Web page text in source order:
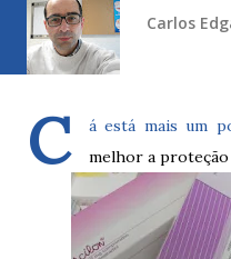
Carlos
C
á está mais um
melhor a proteção